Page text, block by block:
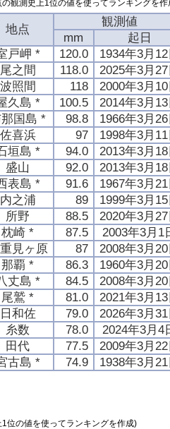
観測史上1位の値を使ってランキングを作
地点
観測値
mm
起日
戸岬 * 120.0
1934年3月
尾之間 118.0
2025年3月
波照間 118
2000年3月
久島 * 100.5
2014年3月
国島 * 98.8
1966年3月
佐喜浜 97
1998年3月
垣島 * 94.0
2013年3月
盛山 92.0
2013年3月
表島 * 91.6
1967年3月
内之浦 89
1999年3月
所野 88.5
2020年3月
枕崎 * 87.5
2003年3月1
見ヶ原 87
2008年3月
那覇 * 86.3
1960年3月
丈島 * 84.5
2008年3月
尾鷲 * 81.0
2021年3月
日和佐 79.0
2026年3月
糸数 78.0
2024年3月4
田代 77.5
2009年3月
古島 * 74.9 1938年3月
位の値を使ってランキングを作成)